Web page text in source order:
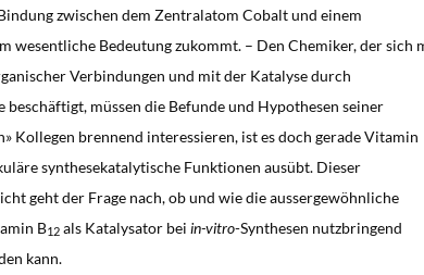
zwischen dem Zentralatom Cobalt und einem
wesentliche Bedeutung zukommt. – Den Chemiker, der sich
Verbindungen und mit der Katalyse durch
beschäftigt, müssen die Befunde und Hypothesen seiner
Kollegen brennend interessieren, ist es doch gerade Vitamin
synthesekatalytische Funktionen ausübt. Dieser
geht der Frage nach, ob und wie die aussergewöhnliche
B12 als Katalysator bei in-vitro-Synthesen nutzbringend
kann.